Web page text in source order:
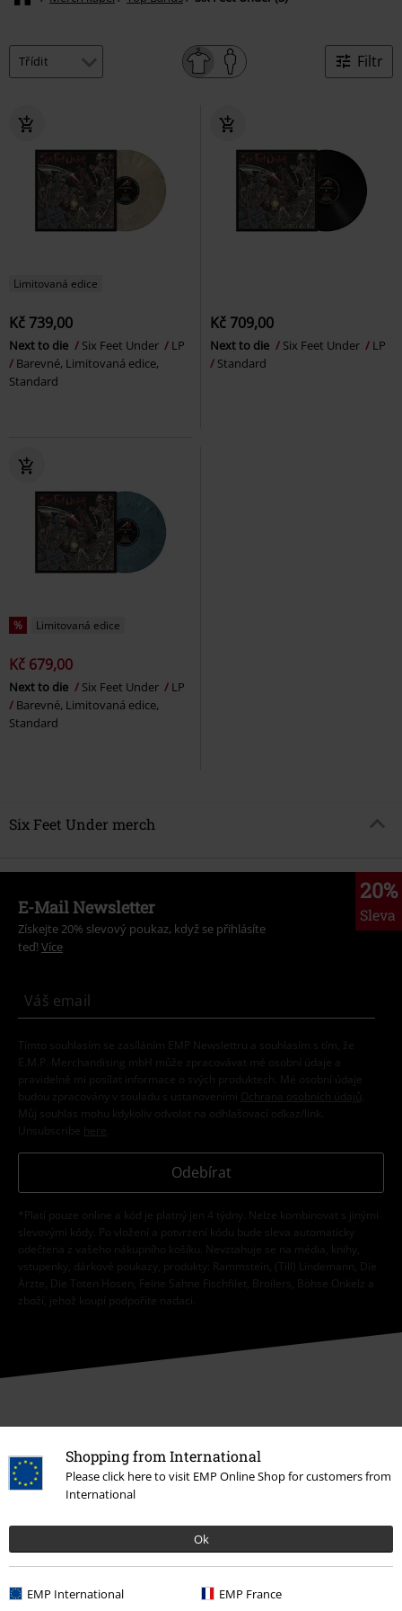
Shopping from International
Please click here to visit EMP Online Shop for customers from
International
Ok
EMP International EMP France
Filtr
Limitovaná edice
Kč 739,00
Next to die Six Feet Under
LP
Barevné, Limitovaná edice,
Standard
Kč 709,00
Next to die Six Feet Under
LP
Standard
% Limitovaná edice
Kč 679,00
Next to die Six Feet Under
LP
Barevné, Limitovaná edice,
Standard
Six Feet Under merch
20%
Sleva
E-Mail Newsletter
Získejte 20% slevový poukaz, když se přihlásíte
teď! Více
Tímto souhlasím se zasíláním EMP Newslettru a souhlasím s tím, že
E.M.P. Merchandising mbH může zpracovávat mé osobní údaje a
pravidelně mi posílat informace o svých produktech. Mé osobní údaje
budou zpracovány v souladu s ustanoveními
Ochrana osobních údajů
Můj souhlas mohu kdykoliv odvolat na odhlašovací odkaz/link.
Unsubscribe here
Odebírat
*Platí pouze online a kód je platný jen 4 týdny. Nelze kombinovat s jinými
slevovými kódy. Po vložení a potvrzení kódu bude sleva automaticky
odečtena z vašeho nákupního košíku. Nevztahuje se na média, knihy,
vstupenky, dárkové poukazy, produkty: Rammstein, (Till) Lindemann, Die
Ärzte, Die Toten Hosen, Feine Sahne Fischfilet, Broilers, Böhse Onkelz a
zboží, jehož koupí podpoříte nadaci.
Náš zákaznický servis je tu pro vás
Znovu dostupné: Pondělí od 09:00 do 17:00.Dozvědět se více
Zahájit chat
Zákaznícky servis